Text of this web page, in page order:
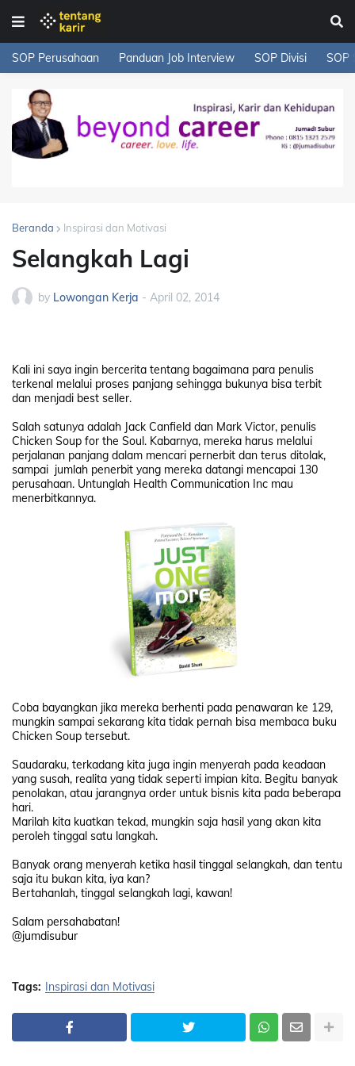
SOP Perusahaan Panduan Job Interview SOP Divisi SOP
Beranda Inspirasi dan Motivasi
Selangkah Lagi
by Lowongan Kerja - April 02, 2014
Kali ini saya ingin bercerita tentang bagaimana para penulis
terkenal melalui proses panjang sehingga bukunya bisa terbit
dan menjadi best seller.
Salah satunya adalah Jack Canfield dan Mark Victor, penulis
Chicken Soup for the Soul. Kabarnya, mereka harus melalui
perjalanan panjang dalam mencari pernerbit dan terus ditolak,
sampai jumlah penerbit yang mereka datangi mencapai 130
perusahaan. Untunglah Health Communication Inc mau
menerbitkannya.
Coba bayangkan jika mereka berhenti pada penawaran ke 129,
mungkin sampai sekarang kita tidak pernah bisa membaca buku
Chicken Soup tersebut.
Saudaraku, terkadang kita juga ingin menyerah pada keadaan
yang susah, realita yang tidak seperti impian kita. Begitu banyak
penolakan, atau jarangnya order untuk bisnis kita pada beberapa
hari.
Marilah kita kuatkan tekad, mungkin saja hasil yang akan kita
peroleh tinggal satu langkah.
Banyak orang menyerah ketika hasil tinggal selangkah, dan tentu
saja itu bukan kita, iya kan?
Bertahanlah, tinggal selangkah lagi, kawan!
Salam persahabatan!
@jumdisubur
Tags: Inspirasi dan Motivasi